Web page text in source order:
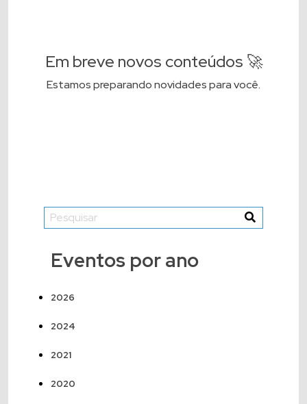
Em breve novos conteúdos 🚀
Estamos preparando novidades para você.
Eventos por ano
2026
2024
2021
2020